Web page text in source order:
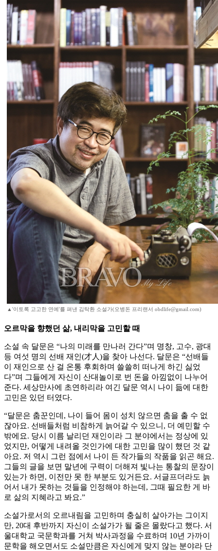
▲'이토록 고고한 연예'를 펴낸 김탁환 소설가(오병돈 프리랜서 obdlife@gmail.com)
오르막을 향했던 삶, 내리막을 고민할 때
소설 속 달문은 “나의 미래를 만나러 간다”며 명창, 고수, 광대
등 여섯 명의 선배 재인(才人)을 찾아 나선다. 달문은 “선배들
이 재인으로 산 걸 온통 후회하며 쓸쓸히 떠나게 하긴 싫었
다”며 그들에게 자신이 산대놀이로 번 돈을 아낌없이 나누어
준다. 세상만사에 초연하리라 여긴 달문 역시 나이 듦에 대한
고민은 있던 터였다.
“달문은 춤꾼인데, 나이 들어 몸이 성치 않으면 춤을 출 수 없
잖아요. 선배들처럼 비참하게 늙어갈 수 있으니, 더 예민할 수
밖에요. 당시 이름 날리던 재인이라 그 분야에서는 정상에 있
었지만, 어떻게 내려올 것인가에 대한 고민을 많이 했던 것 같
아요. 저 역시 그런 점에서 나이 든 작가들의 작품을 읽곤 해요.
그들의 글을 보면 말년에 구력이 더해져 빛나는 통찰의 문장이
있는가 하면, 이전만 못 한 부분도 있거든요. 서글프더라도 늙
어서 내가 못하는 것들을 인정해야 하는데, 그때 필요한 게 바
로 삶의 지혜라고 봐요.”
소설가로서의 오르내림을 고민하며 충실히 살아가는 그이지
만, 20대 후반까지 자신이 소설가가 될 줄은 몰랐다고 했다. 서
울대학교 국문학과를 거쳐 박사과정을 수료하며 10년 가까이
문학을 해오면서도 소설만큼은 자신에게 맞지 않는 분야라 단